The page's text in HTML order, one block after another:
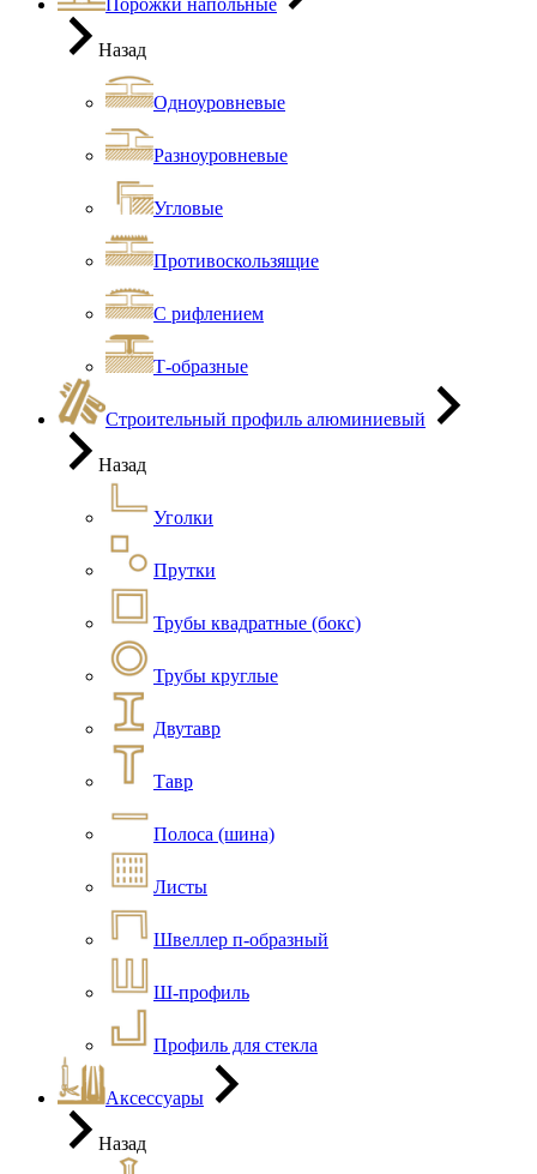
Порожки напольные
Назад
Одноуровневые
Разноуровневые
Угловые
Противоскользящие
С рифлением
Т-образные
Строительный профиль алюминиевый
Назад
Уголки
Прутки
Трубы квадратные (бокс)
Трубы круглые
Двутавр
Тавр
Полоса (шина)
Листы
Швеллер п-образный
Ш-профиль
Профиль для стекла
Аксессуары
Назад